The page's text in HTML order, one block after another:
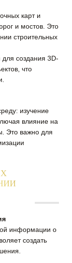
карт и
и мостов. Это
строительных
создания 3D-
что
изучение
влияние на
Это важно для
информации о
создать